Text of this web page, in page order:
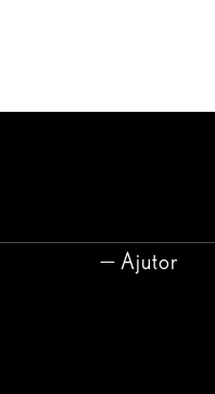
Ajutor